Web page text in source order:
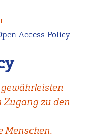
available
Head
Access-Policy
zu den
Menschen.